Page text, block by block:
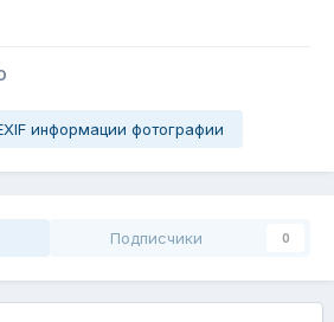
информации фотографии
Подписчики 0